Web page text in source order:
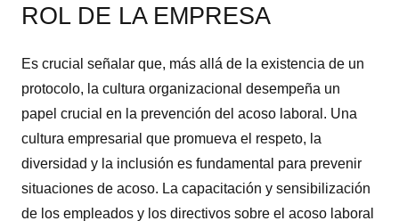
ROL DE LA EMPRESA
Es crucial señalar que, más allá de la existencia de un
protocolo, la cultura organizacional desempeña un
papel crucial en la prevención del acoso laboral. Una
cultura empresarial que promueva el respeto, la
diversidad y la inclusión es fundamental para prevenir
situaciones de acoso. La capacitación y sensibilización
de los empleados y los directivos sobre el acoso laboral